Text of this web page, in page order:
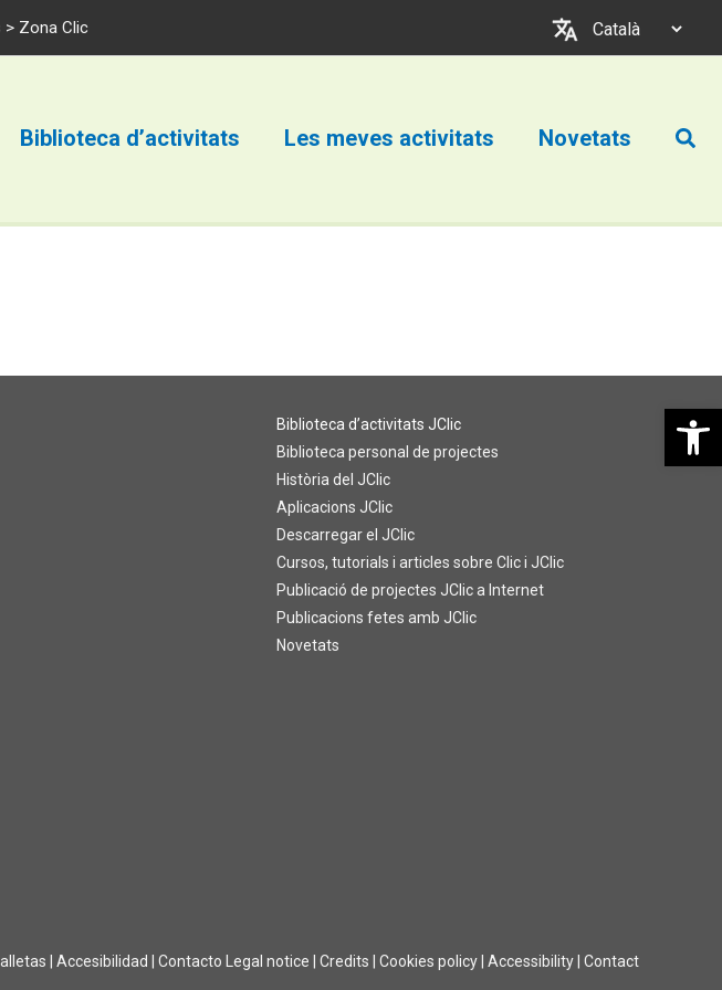
Obre la
> Zona Clic
un
Biblioteca d’activitats Les meves activitats Novetats
Biblioteca d’activitats JClic
Biblioteca personal de projectes
Història del JClic
Aplicacions JClic
Descarregar el JClic
Cursos, tutorials i articles sobre Clic i JClic
Publicació de projectes JClic a Internet
Publicacions fetes amb JClic
Novetats
Accesibilidad Contacto Legal notice Credits Cookies policy Accessibility Contact